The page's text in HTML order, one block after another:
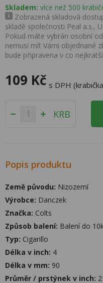
Skladem: více než 500
Zobrazená skladová
skladě společnosti Peal a.s.,
Pokud máte vybrán osobní
nemusí mít Vámi objednané
bude připravena v co
109 Kč s DPH
KRB
Popis produktu
Země původu: Nizozemí
Výrobce: Danczek
Značka: Colts
Způsob balení: Balení do
Typ: Cigarillo
Délka v inch: 4
Délka v mm: 90
Průměr / prstýnek v inch: